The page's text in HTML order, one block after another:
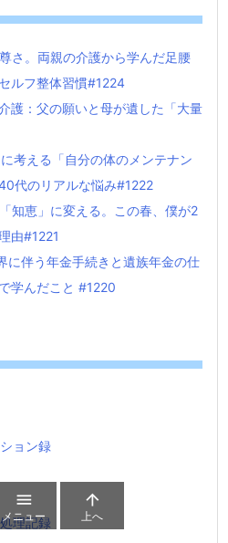
さ。両親の介護から学んだ足腰
ルフ整体習慣#1224
護：父の願いと母が遺した「大量
考える「自分の体のメンテナン
代のリアルな悩み#1222
知恵」に変える。この春、僕が2
由#1221
に伴う年金手続きと遺族年金の仕
学んだこと #1220
ョン録
理記録

メニュー

上へ